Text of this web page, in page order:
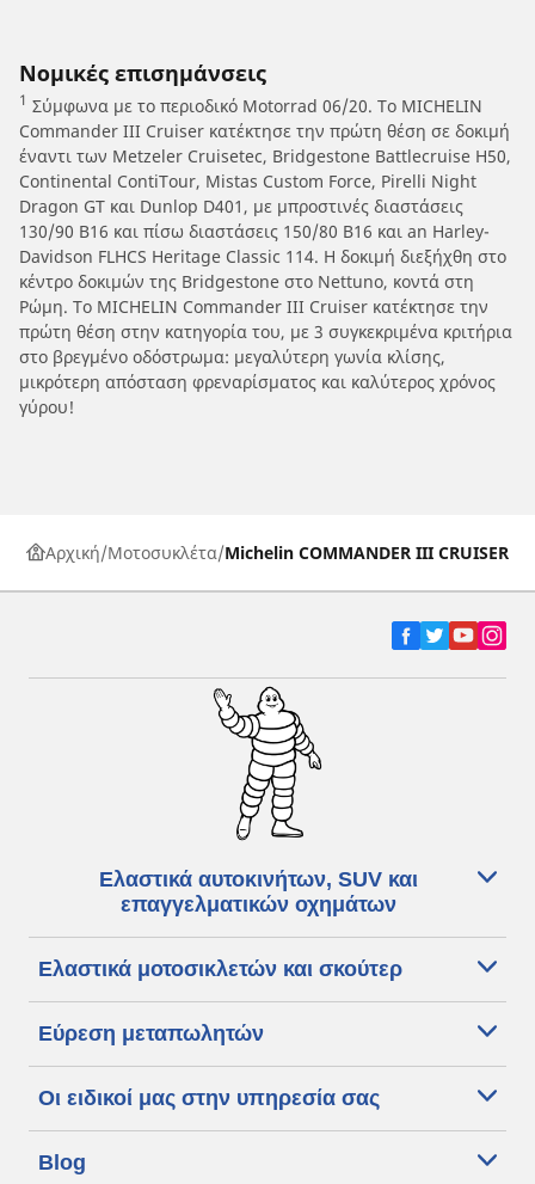
Νομικές επισημάνσεις
1 Σύμφωνα με το περιοδικό Motorrad 06/20. Το MICHELIN
Commander III Cruiser κατέκτησε την πρώτη θέση σε δοκιμή
έναντι των Metzeler Cruisetec, Bridgestone Battlecruise H50,
Continental ContiTour, Mistas Custom Force, Pirelli Night
Dragon GT και Dunlop D401, με μπροστινές διαστάσεις
130/90 B16 και πίσω διαστάσεις 150/80 B16 και an Harley-
Davidson FLHCS Heritage Classic 114. Η δοκιμή διεξήχθη στο
κέντρο δοκιμών της Bridgestone στο Nettuno, κοντά στη
Ρώμη. Το MICHELIN Commander III Cruiser κατέκτησε την
πρώτη θέση στην κατηγορία του, με 3 συγκεκριμένα κριτήρια
στο βρεγμένο οδόστρωμα: μεγαλύτερη γωνία κλίσης,
μικρότερη απόσταση φρεναρίσματος και καλύτερος χρόνος
γύρου!
Αρχική Μοτοσυκλέτα Michelin COMMANDER III CRUISER
Ελαστικά αυτοκινήτων, SUV και
επαγγελματικών οχημάτων
Ελαστικά μοτοσικλετών και σκούτερ
Εύρεση μεταπωλητών
Οι ειδικοί μας στην υπηρεσία σας
Blog